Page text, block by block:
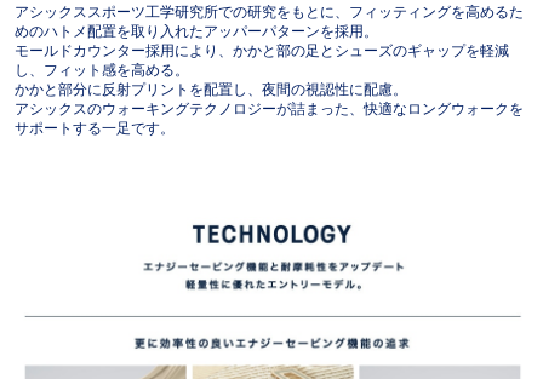
アシックススポーツ工学研究所での研究をもとに、フィッティングを高めるた
めのハトメ配置を取り入れたアッパーパターンを採用。
モールドカウンター採用により、かかと部の足とシューズのギャップを軽減
し、フィット感を高める。
かかと部分に反射プリントを配置し、夜間の視認性に配慮。
アシックスのウォーキングテクノロジーが詰まった、快適なロングウォークを
サポートする一足です。